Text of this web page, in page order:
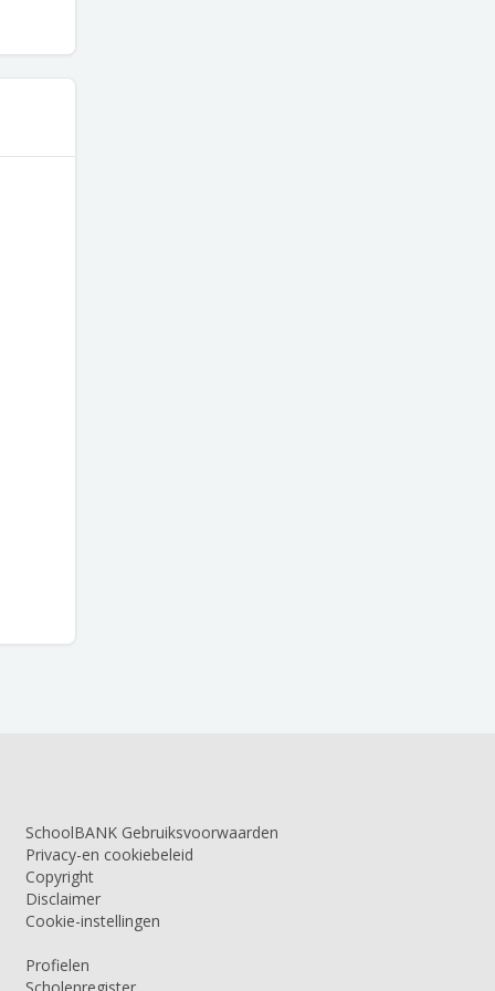
SchoolBANK Gebruiksvoorwaarden
Privacy-en cookiebeleid
Copyright
Disclaimer
Cookie-instellingen
Profielen